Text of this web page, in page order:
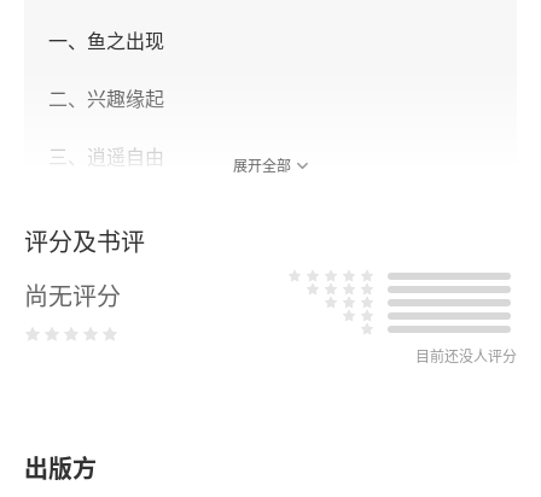
一、鱼之出现
二、兴趣缘起
三、逍遥自由
第三节 “北冥有鱼”之鱼是何身份和作用？
第三章 庄子的动物哲学
展开全部
评分及书评
尚无评分
目前还没人评分
出版方